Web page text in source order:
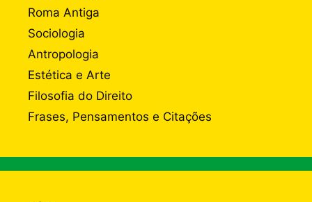
Roma Antiga
Sociologia
Antropologia
Estética e Arte
Filosofia do Direito
Frases, Pensamentos e Citações